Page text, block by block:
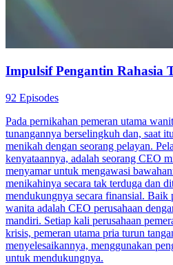
Impulsif Pengantin Rahasia
92 Episodes
Pada pernikahan pemeran utama
tunangannya berselingkuh dan, saat
menikah dengan seorang pelayan.
kenyataannya, adalah seorang CEO
menyamar untuk mengawasi
menikahinya secara tak terduga dan
mendukungnya secara finansial. Baik
wanita adalah CEO perusahaan
mandiri. Setiap kali perusahaan
krisis, pemeran utama pria turun
menyelesaikannya, menggunakan
untuk mendukungnya.